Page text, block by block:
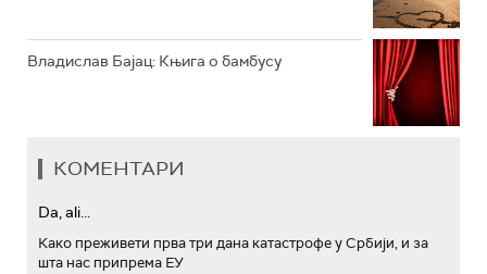
Владислав Бајац: Књига о бамбусу
КОМЕНТАРИ
Da, ali...
Како преживети прва три дана катастрофе у Србији, и за
шта нас припрема ЕУ